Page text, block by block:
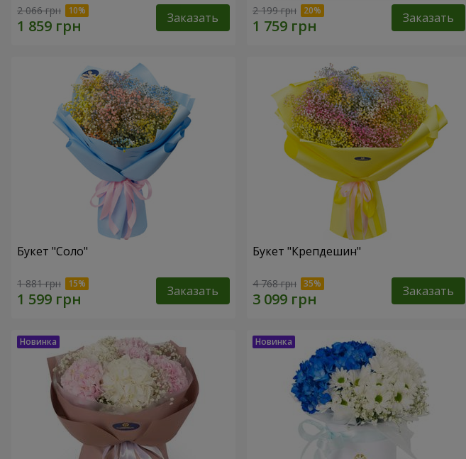
2 066 грн Заказать 2 199 грн Заказать
Букет "Соло"
1 881 грн Заказать
Букет "Крепдешин"
4 768 грн Заказать